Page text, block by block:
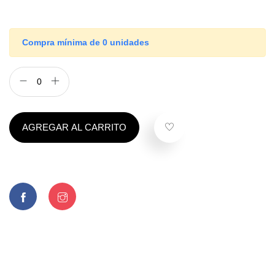
Compra mínima de 0 unidades
AGREGAR AL CARRITO